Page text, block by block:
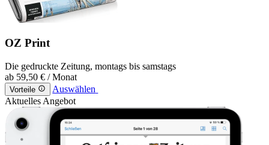
OZ Print
Die gedruckte Zeitung, montags bis samstags
ab 59,50 € / Monat
Vorteile
Auswählen
Aktuelles Angebot